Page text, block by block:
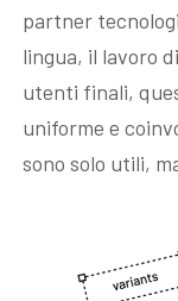
partner
lingua, il lavoro
utenti finali,
uniforme e
sono solo utili,